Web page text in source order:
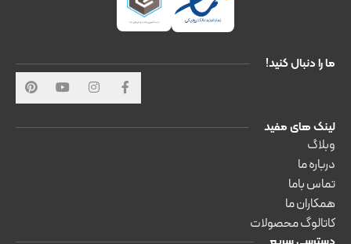
لینک های مفید
وبلاگ
درباره ما
تماس باما
همکاران ما
کاتالوگ محصولات
ما را دنبال کنید!